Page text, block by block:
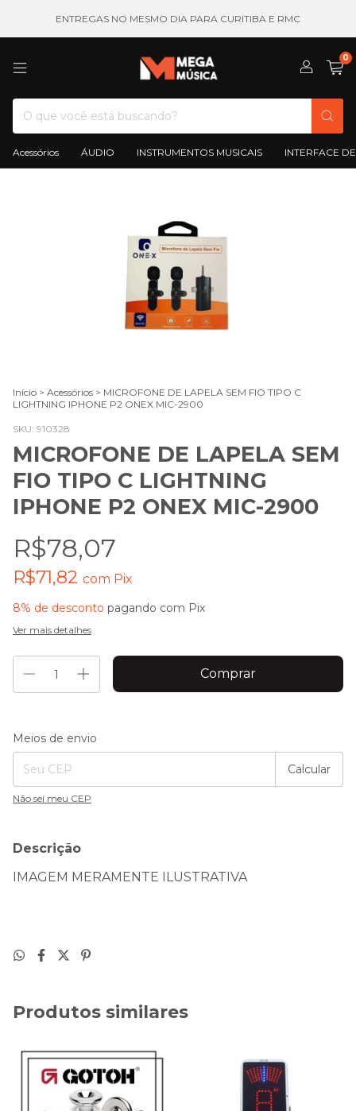
ENTREGAS NO MESMO DIA PARA CURITIBA E RMC
0
Acessórios ÁUDIO INSTRUMENTOS MUSICAIS INTERFACE
Início > Acessórios > MICROFONE DE LAPELA SEM FIO TIPO C
LIGHTNING IPHONE P2 ONEX MIC-2900
SKU: 910328
MICROFONE DE LAPELA SEM
FIO TIPO C LIGHTNING
IPHONE P2 ONEX MIC-2900
R$78,07
R$71,82 com Pix
8% de desconto pagando com Pix
Ver mais detalhes
Entregas para o CEP:
Meios de envio
Calcular
Não sei meu CEP
Descrição
IMAGEM MERAMENTE ILUSTRATIVA
Produtos similares